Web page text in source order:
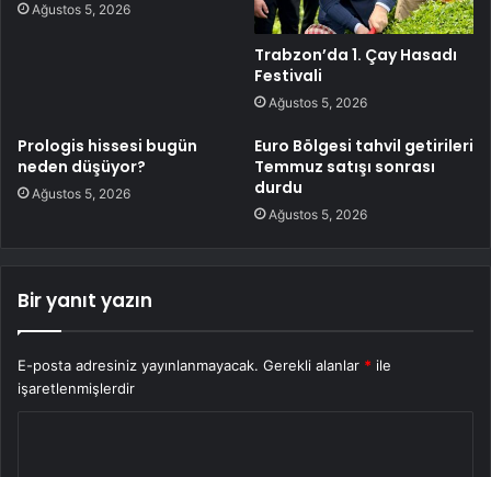
Ağustos 5, 2026
Trabzon’da 1. Çay Hasadı
Festivali
Ağustos 5, 2026
Prologis hissesi bugün
neden düşüyor?
Ağustos 5, 2026
Euro Bölgesi tahvil getirileri
Temmuz satışı sonrası
durdu
Ağustos 5, 2026
Bir yanıt yazın
E-posta adresiniz yayınlanmayacak. Gerekli alanlar * ile
işaretlenmişlerdir